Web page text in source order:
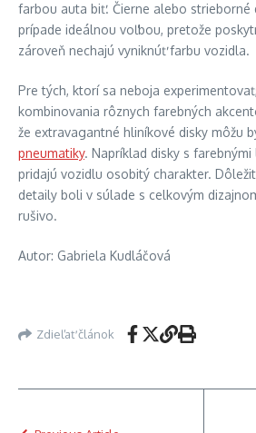
farbou auta biť. Čierne alebo strieborné
prípade ideálnou voľbou, pretože
zároveň nechajú vyniknúť farbu vozidla.
Pre tých, ktorí sa neboja
kombinovania rôznych farebných
že extravagantné hliníkové disky môžu
pneumatiky. Napríklad disky s
pridajú vozidlu osobitý charakter.
detaily boli v súlade s celkovým
rušivo.
Autor: Gabriela Kudláčová
Zdieľať článok